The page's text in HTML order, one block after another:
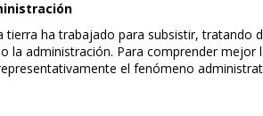
tierra ha trabajado para subsistir, tratando
la administración. Para comprender
el fenómeno